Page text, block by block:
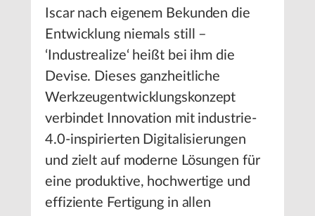
Iscar nach eigenem Bekunden die
Entwicklung niemals still –
‘Industrealize‘ heißt bei ihm die
Devise. Dieses ganzheitliche
Werkzeugentwicklungskonzept
verbindet Innovation mit industrie-
4.0-inspirierten Digitalisierungen
und zielt auf moderne Lösungen für
eine produktive, hochwertige und
effiziente Fertigung in allen